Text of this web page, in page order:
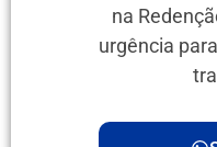
na
urgência